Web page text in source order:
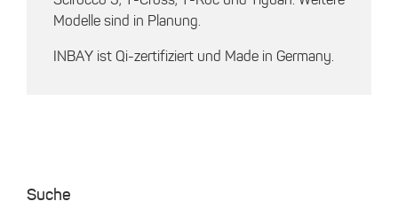
Modelle sind in Planung.
INBAY ist Qi-zertifiziert und Made in Germany.
Suche